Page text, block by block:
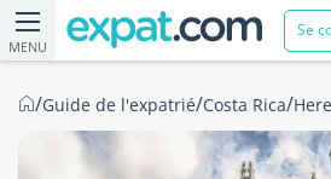
MENU
Se
/Guide de l'expatrié/Costa Rica/